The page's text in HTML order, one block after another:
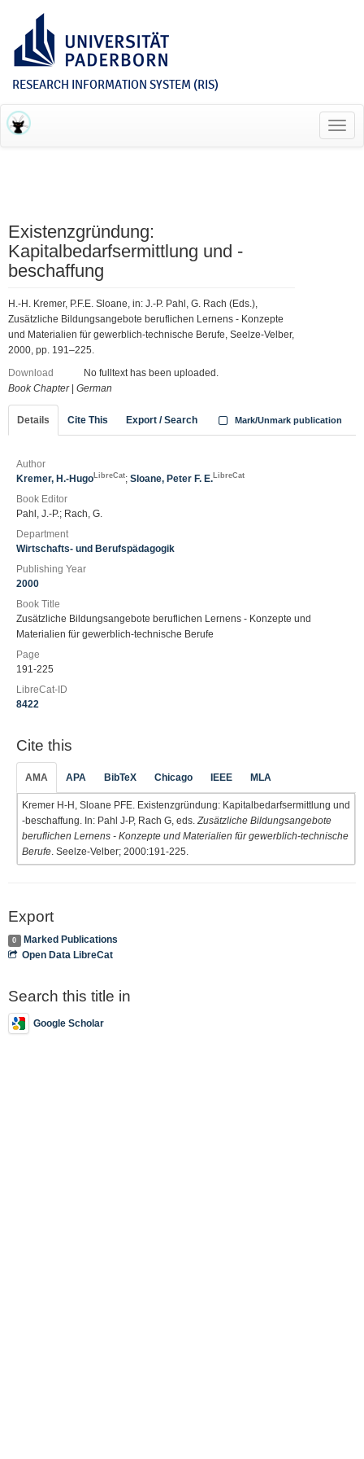
RESEARCH INFORMATION SYSTEM (RIS)
Existenzgründung:
Kapitalbedarfsermittlung und -
beschaffung
H.-H. Kremer, P.F.E. Sloane, in: J.-P. Pahl, G. Rach (Eds.),
Zusätzliche Bildungsangebote beruflichen Lernens - Konzepte
und Materialien für gewerblich-technische Berufe, Seelze-Velber,
2000, pp. 191–225.
Download
No fulltext has been uploaded.
Book Chapter| German
Details Cite This Export / Search Mark/Unmark publication
Author
Kremer, H.-Hugo LibreCat; Sloane, Peter F. E. LibreCat
Book Editor
Pahl, J.-P.; Rach, G.
Department
Wirtschafts- und Berufspädagogik
Publishing Year
2000
Book Title
Zusätzliche Bildungsangebote beruflichen Lernens - Konzepte und
Materialien für gewerblich-technische Berufe
Page
191-225
LibreCat-ID
8422
Cite this
AMA APA BibTeX Chicago IEEE MLA
Kremer H-H, Sloane PFE. Existenzgründung: Kapitalbedarfsermittlung und
-beschaffung. In: Pahl J-P, Rach G, eds. Zusätzliche Bildungsangebote
beruflichen Lernens - Konzepte und Materialien für gewerblich-technische
Berufe . Seelze-Velber; 2000:191-225.
Export
0
Marked Publications
Open Data LibreCat
Search this title in
Google Scholar